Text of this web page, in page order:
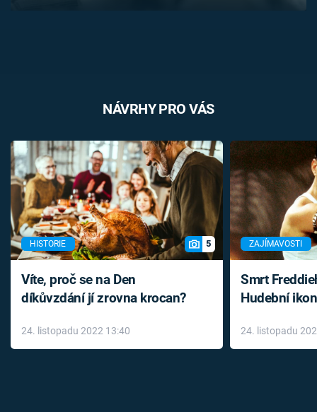
NÁVRHY PRO VÁS
HISTORIE 5
Víte, proč se na Den
díkůvzdání jí zrovna krocan?
24. listopadu 2022 13:40
ZAJÍMAVOSTI
Smrt
Hudební
léky
24. listopadu